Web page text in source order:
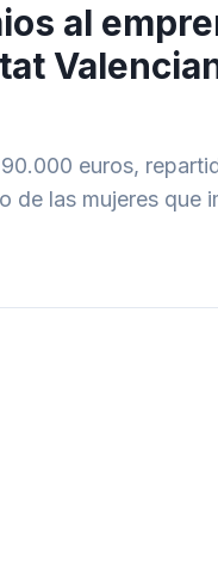
al
euros,
las mujeres que